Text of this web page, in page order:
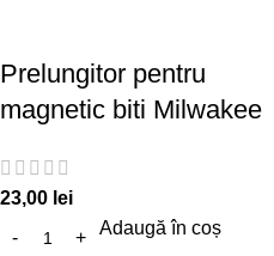
Prelungitor pentru
magnetic biti Milwakee
23,00 lei
Adaugă în coș